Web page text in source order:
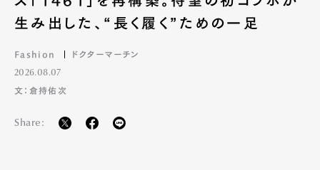
生み出した、“長く履く”ための一足
Fashion ドクターマーチン
2026.08.07
文：倉持佑次
Share: